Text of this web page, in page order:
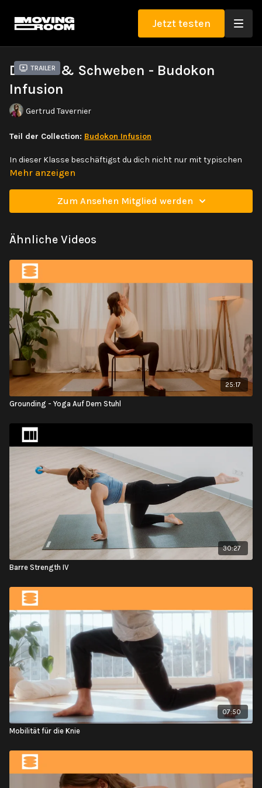
Jetzt testen
Trailer
Drehen & Schweben - Budokon
Infusion
Gertrud Tavernier
Teil der Collection: Budokon Infusion
In dieser Klasse beschäftigst du dich nicht nur mit typischen
Budokon Yoga, sondern auch Budokon Mobility Bewegungen. Die
Mehr anzeigen
Zum Ansehen Mitglied werden
Ähnliche Videos
25:17
Grounding - Yoga Auf Dem Stuhl
30:27
Barre Strength IV
07:50
Mobilität für die Knie